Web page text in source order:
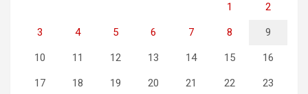
1 2
3 4 5 6 7 8 9
10 11 12 13 14 15 16
17 18 19 20 21 22 23